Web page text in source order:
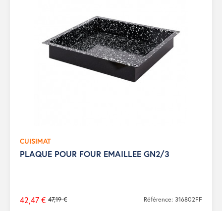
CUISIMAT
PLAQUE POUR FOUR EMAILLEE GN2/3
Prix
47,19 €
42,47 € Référence: 316802FF